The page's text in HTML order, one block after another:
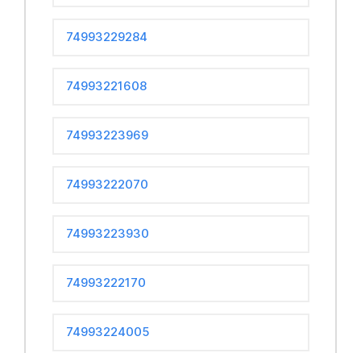
74993229284
74993221608
74993223969
74993222070
74993223930
74993222170
74993224005